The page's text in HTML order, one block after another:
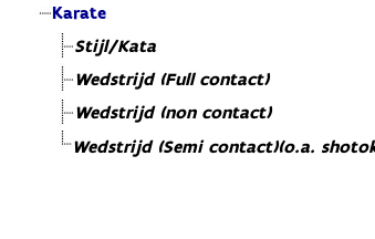
Karate
Stijl/Kata
Wedstrijd (Full contact)
Wedstrijd (non contact)
Wedstrijd (Semi contact)(o.a.